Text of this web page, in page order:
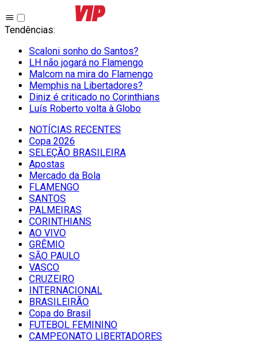
Tendências:
Scaloni sonho do Santos?
LH não jogará no Flamengo
Malcom na mira do Flamengo
Memphis na Libertadores?
Diniz é criticado no Corinthians
Luís Roberto volta à Globo
NOTÍCIAS RECENTES
Copa 2026
SELEÇÃO BRASILEIRA
Apostas
Mercado da Bola
FLAMENGO
SANTOS
PALMEIRAS
CORINTHIANS
AO VIVO
GRÊMIO
SĀO PAULO
VASCO
CRUZEIRO
INTERNACIONAL
BRASILEIRÃO
Copa do Brasil
FUTEBOL FEMININO
CAMPEONATO LIBERTADORES